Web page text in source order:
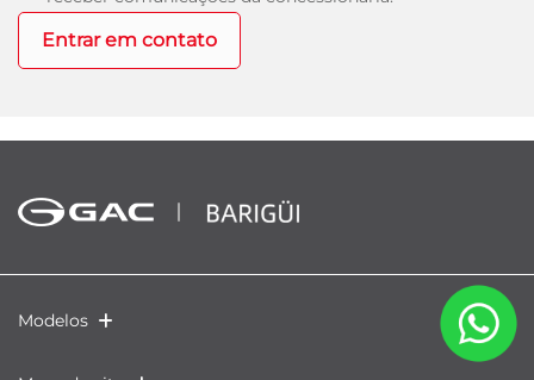
Entrar em contato
Modelos